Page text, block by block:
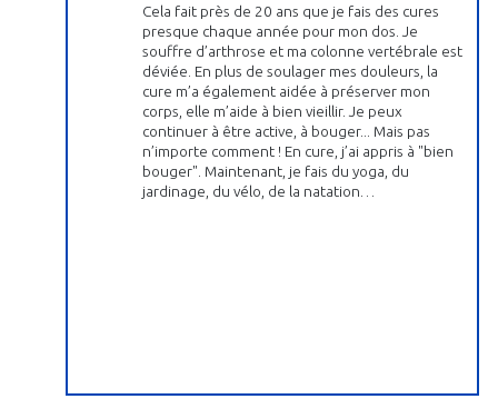
Cela fait près de 20 ans que je fais des cures
presque chaque année pour mon dos. Je
souffre d’arthrose et ma colonne vertébrale est
déviée. En plus de soulager mes douleurs, la
cure m’a également aidée à préserver mon
corps, elle m’aide à bien vieillir. Je peux
continuer à être active, à bouger... Mais pas
n’importe comment ! En cure, j’ai appris à "bien
bouger". Maintenant, je fais du yoga, du
jardinage, du vélo, de la natation…